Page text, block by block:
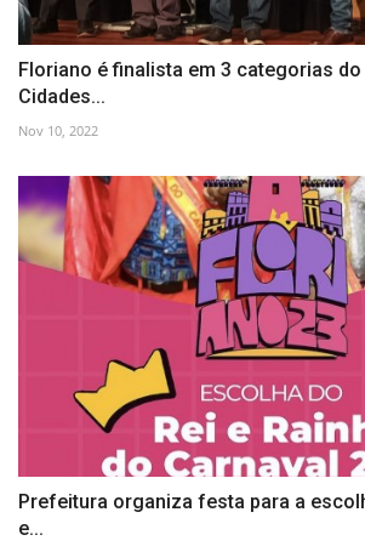
Floriano é finalista em 3 categorias do
Cidades...
Nov 10, 2022
Prefeitura organiza festa para a
e...